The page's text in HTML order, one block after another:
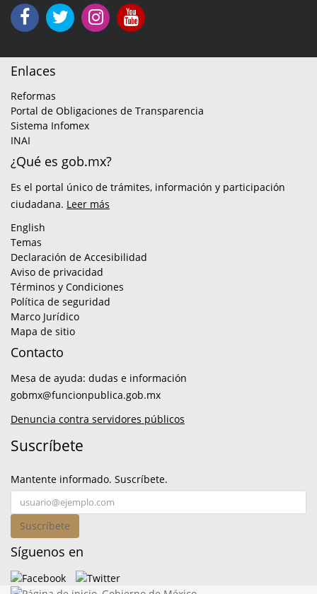
Enlaces
Reformas
Portal de Obligaciones de Transparencia
Sistema Infomex
INAI
¿Qué es gob.mx?
Es el portal único de trámites, información y participación
ciudadana. Leer más
English
Temas
Declaración de Accesibilidad
Aviso de privacidad
Términos y Condiciones
Política de seguridad
Marco Jurídico
Mapa de sitio
Contacto
Mesa de ayuda: dudas e información
gobmx@funcionpublica.gob.mx
Denuncia contra servidores públicos
Suscríbete
Mantente informado. Suscríbete.
Suscríbete
Síguenos en